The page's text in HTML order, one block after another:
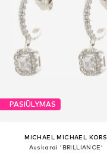
PASIŪLYMAS
MICHAEL MICHAEL KORS
Auskarai 'BRILLIANCE'